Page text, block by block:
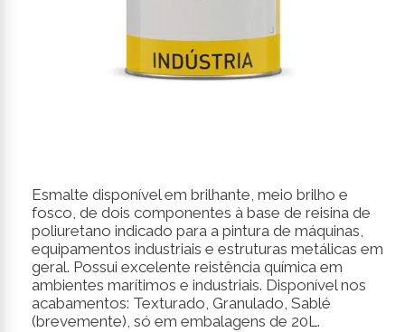
Esmalte disponível em brilhante, meio brilho e
fosco, de dois componentes à base de reisina de
poliuretano indicado para a pintura de máquinas,
equipamentos industriais e estruturas metálicas em
geral. Possui excelente reistência química em
ambientes marítimos e industriais. Disponível nos
acabamentos: Texturado, Granulado, Sablé
(brevemente), só em embalagens de 20L.